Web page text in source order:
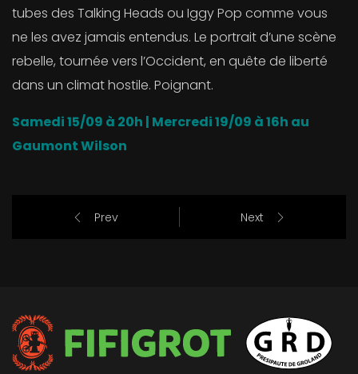
tubes des Talking Heads ou Iggy Pop comme vous
ne les avez jamais entendus. Le portrait d’une scène
rebelle, tournée vers l’Occident, en quête de liberté
dans un climat hostile. Poignant.
Samedi 15/09 à 20h | Mercredi 19/09 à 16h au
Gaumont Wilson
Prev Next